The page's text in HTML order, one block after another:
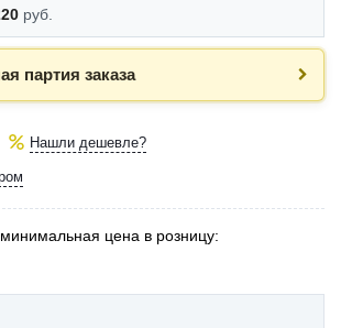
руб.
партия заказа
Нашли дешевле?
цена в розницу: